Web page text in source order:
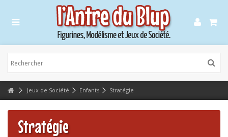
Lorem ipsum dolor sit amet
Lorem ipsum dolor sit amet, consectetur adipisicing elit, sed do eiusmod
tempor incididunt ut labore et dolore magna aliqua. Ut enim ad minim
veniam, quis nostrud exercitation ullamco laboris nisi ut aliquip ex ea
commodo consequat.
Lorem ipsum dolor sit amet
Lorem ipsum dolor sit amet, consectetur adipisicing elit, sed do eiusmod
tempor incididunt ut labore et dolore magna aliqua. Ut enim ad minim
veniam, quis nostrud exercitation ullamco laboris nisi ut aliquip ex ea
commodo consequat.
Jeux de Société Enfants Stratégie
Stratégie